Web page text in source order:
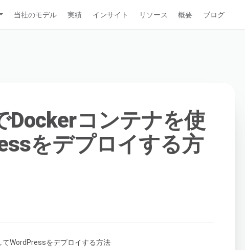
当社のモデル 実績 インサイト リソース 概要 ブログ
Dockerコンテナを使
をデプロイする方